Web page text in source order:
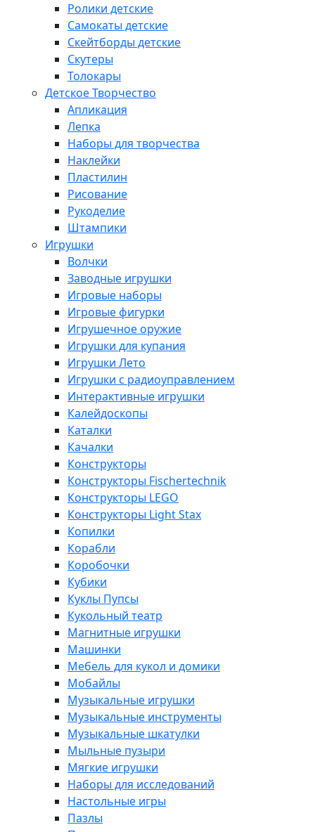
Ролики детские
Самокаты детские
Скейтборды детские
Скутеры
Толокары
Детское Творчество
Апликация
Лепка
Наборы для творчества
Наклейки
Пластилин
Рисование
Рукоделие
Штампики
Игрушки
Волчки
Заводные игрушки
Игровые наборы
Игровые фигурки
Игрушечное оружие
Игрушки для купания
Игрушки Лето
Игрушки с радиоуправлением
Интерактивные игрушки
Калейдоскопы
Каталки
Качалки
Конструкторы
Конструкторы Fisсhertechnik
Конструкторы LEGO
Конструкторы Light Stax
Копилки
Корабли
Коробочки
Кубики
Куклы Пупсы
Кукольный театр
Магнитные игрушки
Машинки
Мебель для кукол и домики
Мобайлы
Музыкальные игрушки
Музыкальные инструменты
Музыкальные шкатулки
Мыльные пузыри
Мягкие игрушки
Наборы для исследований
Настольные игры
Пазлы